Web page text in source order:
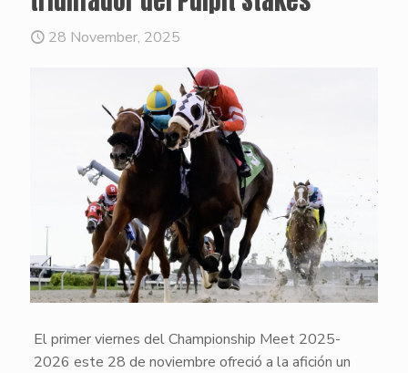
28 November, 2025
El primer viernes del Championship Meet 2025-
2026 este 28 de noviembre ofreció a la afición un